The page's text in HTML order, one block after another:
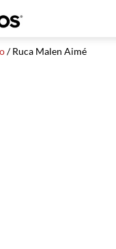
/ Ruca Malen Aimé